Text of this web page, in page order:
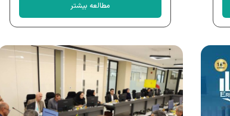
مطالعه بیشتر